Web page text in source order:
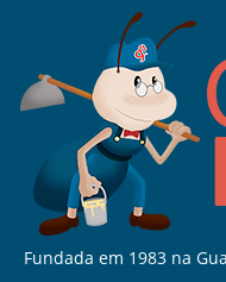
Fundada em 1983 na